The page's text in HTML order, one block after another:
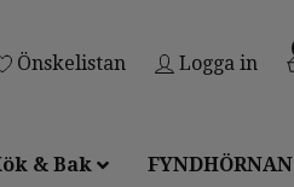
Önskelistan Logga in
& Bak FYNDHÖRNAN